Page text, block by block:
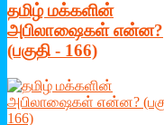
தமிழ் மக்களின்
அபிலாஷைகள் என்ன?
(பகுதி - 166)